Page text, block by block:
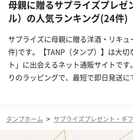
母親に贈るサプライズプレゼ
ル）の人気ランキング(24件)
サプライズに母親に贈る洋酒・リキ
件)です。【TANP（タンプ）】は大切
ト」に出会えるネット通販サイトで
りのラッピングで、最短で即日発送に
タンプホーム > サプライズプレゼント・ギ